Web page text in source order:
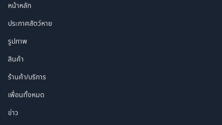
หน้าหลัก
ประกาศสัตว์หาย
รูปภาพ
สินค้า
ร้านค้า/บริการ
เพื่อนทั้งหมด
ข่าว